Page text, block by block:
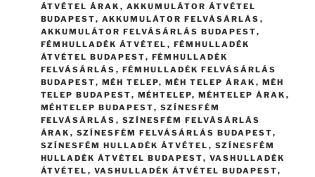
ÁTVÉTEL ÁRAK , AKKUMULÁTOR ÁTVÉTEL
BUDAPEST, AKKUMULÁTOR FELVÁSÁRLÁS ,
AKKUMULÁTOR FELVÁSÁRLÁS BUDAPEST,
FÉMHULLADÉK ÁTVÉTEL , FÉMHULLADÉK
ÁTVÉTEL BUDAPEST, FÉMHULLADÉK
FELVÁSÁRLÁS , FÉMHULLADÉK FELVÁSÁRLÁS
BUDAPEST, MÉH TELEP, MÉH TELEP ÁRAK , MÉH
TELEP BUDAPEST, MÉHTELEP, MÉHTELEP ÁRAK ,
MÉHTELEP BUDAPEST, SZÍNESFÉM
FELVÁSÁRLÁS , SZÍNESFÉM FELVÁSÁRLÁS
ÁRAK , SZÍNESFÉM FELVÁSÁRLÁS BUDAPEST,
SZÍNESFÉM HULLADÉK ÁTVÉTEL , SZÍNESFÉM
HULLADÉK ÁTVÉTEL BUDAPEST, VASHULLADÉK
ÁTVÉTEL , VASHULLADÉK ÁTVÉTEL BUDAPEST,